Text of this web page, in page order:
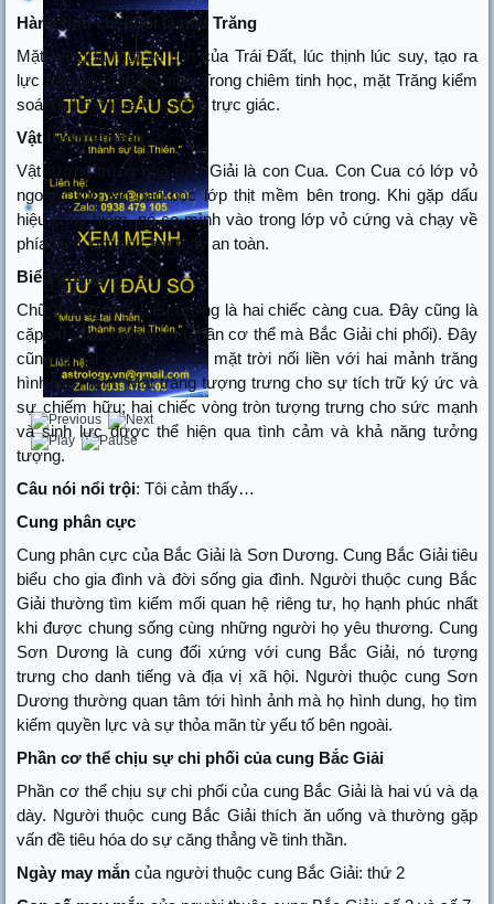
Hành tinh chi phối là mặt Trăng
Mặt trăng là một vệ tinh của Trái Đất, lúc thịnh lúc suy, tạo ra
lực từ trường mạnh mẽ. Trong chiêm tinh học, mặt Trăng kiểm
soát tình cảm và khả năng trực giác.
Vật tượng trưng
Vật tượng trưng của Bắc Giải là con Cua. Con Cua có lớp vỏ
ngoài cứng rắn bao bọc lớp thịt mềm bên trong. Khi gặp dấu
hiệu nguy hiểm, nó co mình vào trong lớp vỏ cứng và chạy về
phía biển, nơi nó cảm thấy an toàn.
Biểu tượng
Chữ tượng hình biểu tượng là hai chiếc càng cua. Đây cũng là
cặp vú của con người (phần cơ thể mà Bắc Giải chi phối). Đây
cũng là hai vòng tròn của mặt trời nối liền với hai mảnh trăng
hình lưỡi liềm. Mặt trăng tượng trưng cho sự tích trữ ký ức và
sự chiếm hữu; hai chiếc vòng tròn tượng trưng cho sức mạnh
và sinh lực được thể hiện qua tình cảm và khả năng tưởng
tượng.
Câu nói nổi trội: Tôi cảm thấy…
Cung phân cực
Cung phân cực của Bắc Giải là Sơn Dương. Cung Bắc Giải tiêu
biểu cho gia đình và đời sống gia đình. Người thuộc cung Bắc
Giải thường tìm kiếm mối quan hệ riêng tư, họ hạnh phúc nhất
khi được chung sống cùng những người họ yêu thương. Cung
Sơn Dương là cung đối xứng với cung Bắc Giải, nó tượng
trưng cho danh tiếng và địa vị xã hội. Người thuộc cung Sơn
Dương thường quan tâm tới hình ảnh mà họ hình dung, họ tìm
kiếm quyền lực và sự thỏa mãn từ yếu tố bên ngoài.
Phần cơ thể chịu sự chi phối của cung Bắc Giải
Phần cơ thể chịu sự chi phối của cung Bắc Giải là hai vú và dạ
dày. Người thuộc cung Bắc Giải thích ăn uống và thường gặp
vấn đề tiêu hóa do sự căng thẳng về tinh thần.
Ngày may mắn của người thuộc cung Bắc Giải: thứ 2